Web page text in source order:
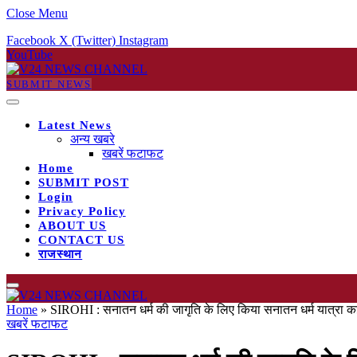
Close Menu
Facebook X (Twitter) Instagram
YouTube
SUBMIT NEWS
Latest News
अन्य खबरे
खबरें फटाफट
Home
SUBMIT POST
Login
Privacy Policy
ABOUT US
CONTACT US
राजस्थान
Home » SIROHI : सनातन धर्म की जागृति के लिए किया सनातन धर्म यात्रा
खबरें फटाफट